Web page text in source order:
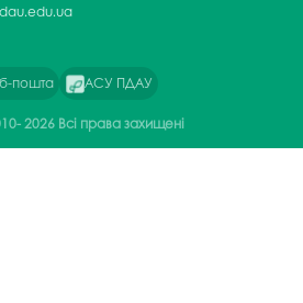
пошта АСУ ПДАУ
2026 Всі права захищені